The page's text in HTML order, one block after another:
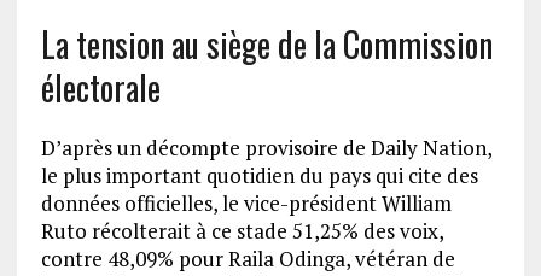
La tension au siège de la Commission
électorale
D’après un décompte provisoire de Daily Nation,
le plus important quotidien du pays qui cite des
données officielles, le vice-président William
Ruto récolterait à ce stade 51,25% des voix,
contre 48,09% pour Raila Odinga, vétéran de